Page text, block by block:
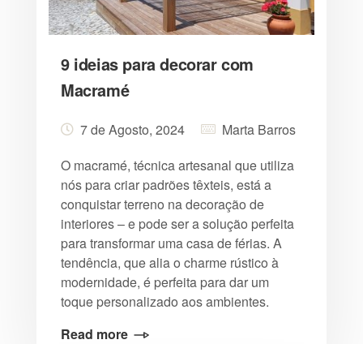
9 ideias para decorar com
Macramé
7 de Agosto, 2024
Marta Barros
O macramé, técnica artesanal que utiliza
nós para criar padrões têxteis, está a
conquistar terreno na decoração de
interiores – e pode ser a solução perfeita
para transformar uma casa de férias. A
tendência, que alia o charme rústico à
modernidade, é perfeita para dar um
toque personalizado aos ambientes.
Read more